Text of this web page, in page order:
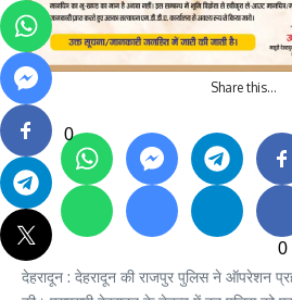
0
Share this…
0
देहरादून : देहरादून की राजपुर पुलिस ने ऑपरेशन